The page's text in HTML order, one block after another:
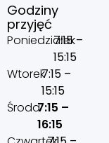
Godziny
przyjęć
Poniedziałek
7:15 –
15:15
Wtorek7:15 –
15:15
Środa7:15 –
16:15